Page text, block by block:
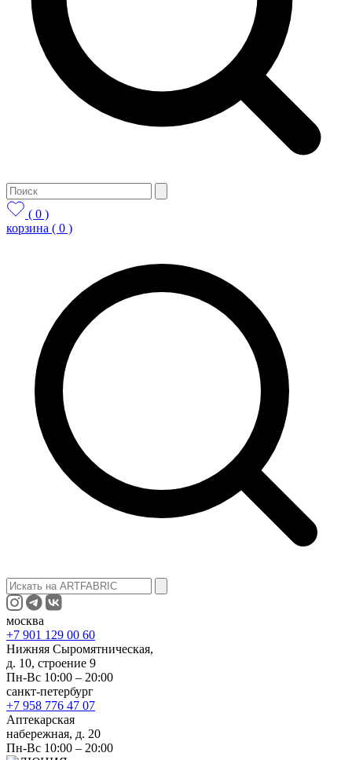
( 0 )
корзина ( 0 )
москва
+7 901 129 00 60
Нижняя Сыромятническая,
д. 10, строение 9
Пн-Вс 10:00 – 20:00
санкт-петербург
+7 958 776 47 07
Аптекарская
набережная, д. 20
Пн-Вс 10:00 – 20:00